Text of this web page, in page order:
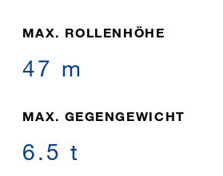
MAX. ROLLENHÖHE
47 m
MAX. GEGENGEWICHT
6.5 t